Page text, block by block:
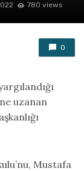
780 views
0
uzanan
Mustafa